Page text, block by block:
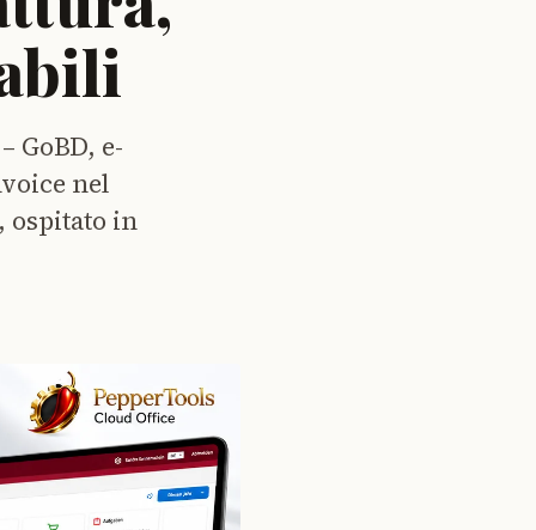
GoBD, e-
nel
ospitato in